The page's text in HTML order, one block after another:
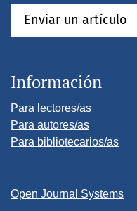
Enviar un artículo
Información
Para lectores/as
Para autores/as
Para bibliotecarios/as
Open Journal Systems